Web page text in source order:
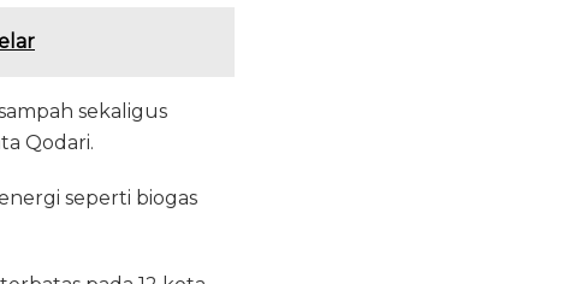
sekaligus
Qodari.
seperti biogas